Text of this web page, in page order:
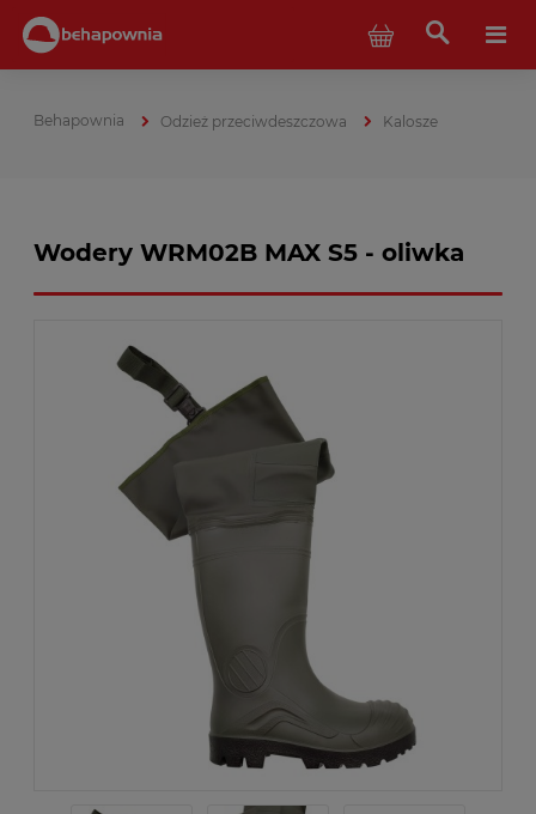
Odzież przeciwdeszczowa Kalosze
Wodery WRM02B MAX S5 - oliwka